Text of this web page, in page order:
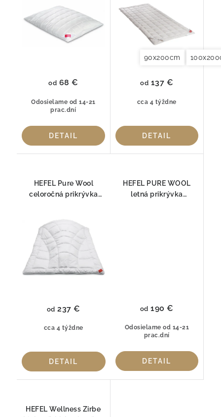
Odosielame od 14-21
prac.dní
od 68 €
DETAIL
90x200cm
cca 4 týždne
od 137 €
DETAIL
HEFEL Pure Wool
celoročná prikrývka
cca 4 týždne
od 237 €
DETAIL
HEFEL PURE WOOL
letná prikrývka
Odosielame od 14-21
prac.dní
od 190 €
DETAIL
HEFEL Wellness Zirbe